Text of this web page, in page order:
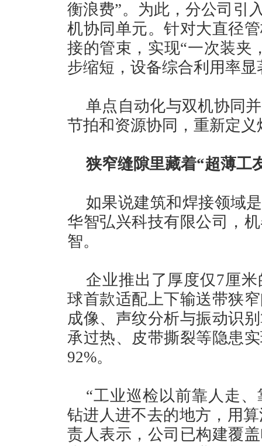
衡浪费”。为此，分公司引
机协同单元。针对大直径
接的管束，实现“一次装夹
步缩短，设备综合利用率显
单点自动化与双机协同
节拍和资源协同，重新定
狭窄缝隙里藏着“超薄工
如果说建筑和焊接领域
华智弘兴科技有限公司，
智。
企业推出了厚度仅7厘
球首款适配上下输送带狭
成像、声纹分析与振动识
承过热、皮带撕裂等隐患
92%。
“工业巡检以前靠人走
钻进人进不去的地方，用
责人表示，公司已构建覆